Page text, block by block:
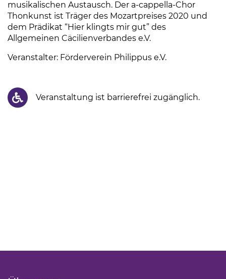
musikalischen Austausch. Der a-cappella-Chor
Thonkunst ist Träger des Mozartpreises 2020 und
dem Prädikat “Hier klingts mir gut” des
Allgemeinen Cäcilienverbandes e.V.
Veranstalter: Förderverein Philippus e.V.
Veranstaltung ist barrierefrei zugänglich.